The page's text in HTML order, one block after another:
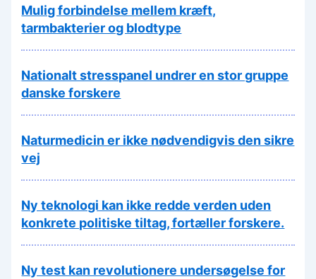
Mulig forbindelse mellem kræft,
tarmbakterier og blodtype
Nationalt stresspanel undrer en stor gruppe
danske forskere
Naturmedicin er ikke nødvendigvis den sikre
vej
Ny teknologi kan ikke redde verden uden
konkrete politiske tiltag, fortæller forskere.
Ny test kan revolutionere undersøgelse for